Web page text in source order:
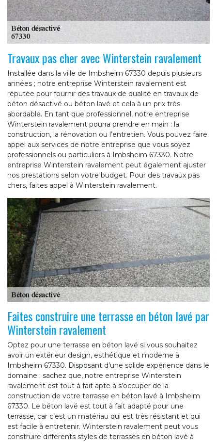
Travaux pas cher avec Winterstein ravalement
Installée dans la ville de Imbsheim 67330 depuis plusieurs
années ; notre entreprise Winterstein ravalement est
réputée pour fournir des travaux de qualité en travaux de
béton désactivé ou béton lavé et cela à un prix très
abordable. En tant que professionnel, notre entreprise
Winterstein ravalement pourra prendre en main : la
construction, la rénovation ou l’entretien. Vous pouvez faire
appel aux services de notre entreprise que vous soyez
professionnels ou particuliers à Imbsheim 67330. Notre
entreprise Winterstein ravalement peut également ajuster
nos prestations selon votre budget. Pour des travaux pas
chers, faites appel à Winterstein ravalement.
Faites construire une terrasse en béton lavé par
Winterstein ravalement
Optez pour une terrasse en béton lavé si vous souhaitez
avoir un extérieur design, esthétique et moderne à
Imbsheim 67330. Disposant d’une solide expérience dans le
domaine ; sachez que, notre entreprise Winterstein
ravalement est tout à fait apte à s’occuper de la
construction de votre terrasse en béton lavé à Imbsheim
67330. Le béton lavé est tout à fait adapté pour une
terrasse, car c’est un matériau qui est très résistant et qui
est facile à entretenir. Winterstein ravalement peut vous
construire différents styles de terrasses en béton lavé à